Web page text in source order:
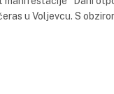
u Voljevcu. S